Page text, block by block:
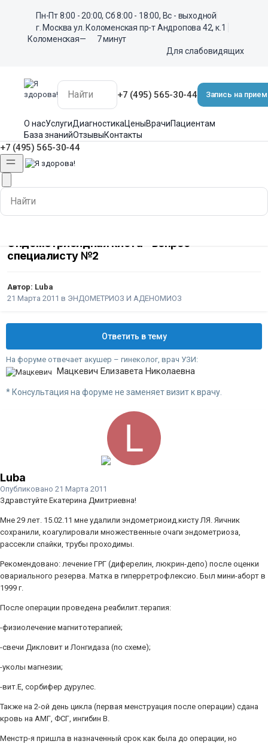
Пн-Пт 8:00 - 20:00, Сб 8:00 - 18:00, Вс - выходной
г. Москва ул. Коломенская пр-т Андропова 42, к.1
Коломенская—
7 минут
Для слабовидящих
+7 (495) 565-30-44 Запись на прием
О насУслугиДиагностикаЦеныВрачиПациентам
База знанийОтзывыКонтакты
+7 (495) 565-30-44
Эндометриоидная киста – вопрос
специалисту №2
Автор: Luba
21 Марта 2011 в ЭНДОМЕТРИОЗ И АДЕНОМИОЗ
Ответить в тему
На форуме отвечает акушер – гинеколог, врач УЗИ:
Мацкевич Елизавета Николаевна
* Консультация на форуме не заменяет визит к врачу.
Luba
Опубликовано 21 Марта 2011
Здравстуйте Екатерина Дмитриевна!
Мне 29 лет. 15.02.11 мне удалили эндометриоид.кисту ЛЯ. Яичник
сохранили, коагулировали множественные очаги эндометриоза,
рассекли спайки, трубы проходимы.
Рекомендовано: лечение ГРГ (диферелин, люкрин-депо) после оценки
овариального резерва. Матка в гиперретрофлексио. Был мини-аборт в
1999 г.
После операции проведена реабилит.терапия:
-физиолечение магнитотерапией;
-свечи Дикловит и Лонгидаза (по схеме);
-уколы магнезии;
-вит.Е, сорбифер дурулес.
Также на 2-ой день цикла (первая менструация после операции) сдана
кровь на АМГ, ФСГ, ингибин В.
Менстр-я пришла в назначенный срок как была до операции, но